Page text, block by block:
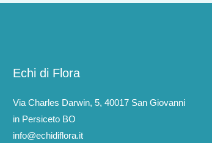
Echi di Flora
Via Charles Darwin, 5, 40017 San Giovanni
in Persiceto BO
info@echidiflora.it